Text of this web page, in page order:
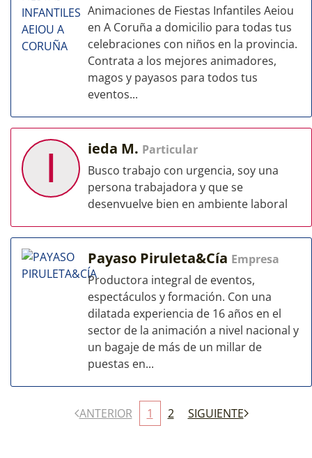
Animaciones de Fiestas Infantiles Aeiou
en A Coruña a domicilio para todas tus
celebraciones con niños en la provincia.
Contrata a los mejores animadores,
magos y payasos para todos tus
eventos...
I ieda M. Particular
Busco trabajo con urgencia, soy una
persona trabajadora y que se
desenvuelve bien en ambiente laboral
Payaso Piruleta&Cía Empresa
Productora integral de eventos,
espectáculos y formación. Con una
dilatada experiencia de 16 años en el
sector de la animación a nivel nacional y
un bagaje de más de un millar de
puestas en...
ANTERIOR 1 2 SIGUIENTE